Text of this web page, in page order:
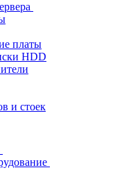
платы
HDD
и стоек